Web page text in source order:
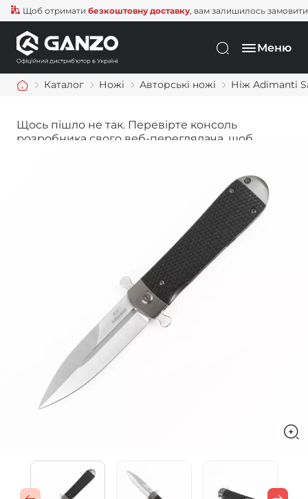
Щоб отриматибезкоштовну доставку, вам залишилось замовити ще
Меню
Каталог Ножі Авторські ножі Нiж Adimanti
Щось пішло не так. Перевірте консоль
розробника свого веб-переглядача, щоб